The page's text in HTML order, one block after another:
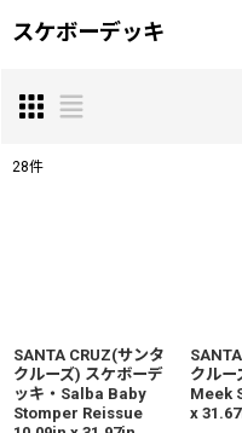
スケボーデッキ
28件
SANTA CRUZ(サンタ
クルーズ) スケボーデ
ッキ・Salba Baby
Stomper Reissue
クルー
Meek
x